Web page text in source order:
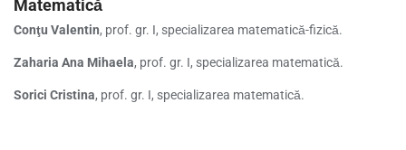
Matematică
Conţu Valentin, prof. gr. I, specializarea matematică-fizică.
Zaharia Ana Mihaela, prof. gr. I, specializarea matematică.
Sorici Cristina, prof. gr. I, specializarea matematică.